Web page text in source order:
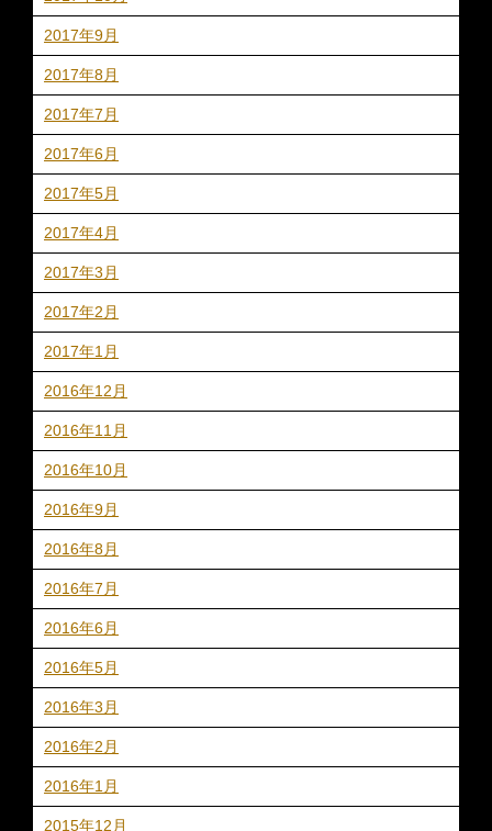
2017年9月
2017年8月
2017年7月
2017年6月
2017年5月
2017年4月
2017年3月
2017年2月
2017年1月
2016年12月
2016年11月
2016年10月
2016年9月
2016年8月
2016年7月
2016年6月
2016年5月
2016年3月
2016年2月
2016年1月
2015年12月